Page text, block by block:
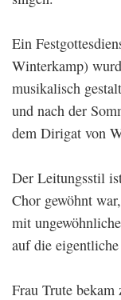
Ein
Winterkamp)
musikalisch
und nach der
dem Dirigat von
Der Leitungsstil
Chor gewöhnt
mit
auf die
Frau Trute